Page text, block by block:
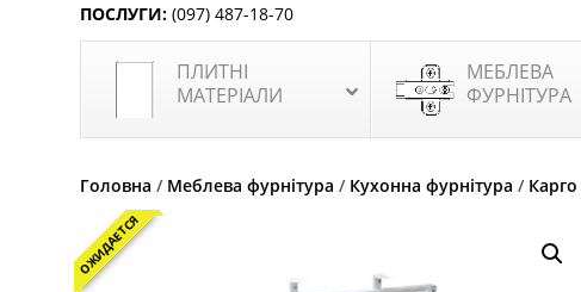
ПОСЛУГИ: (097) 487-18-70
ПЛИТНІ
МАТЕРІАЛИ
МЕБЛЕВА
ФУРНІТУРА
Головна / Меблева фурнітура / Кухонна фурнітура / Карго
ОЖИДАЕТСЯ